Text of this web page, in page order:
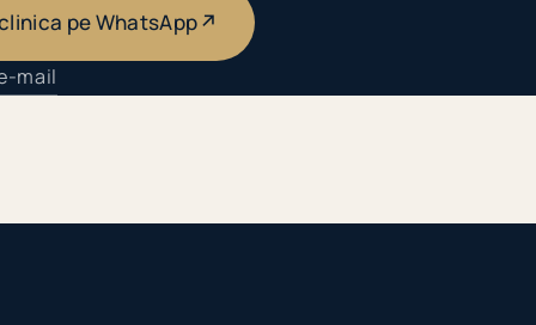
pe WhatsApp↗
mail